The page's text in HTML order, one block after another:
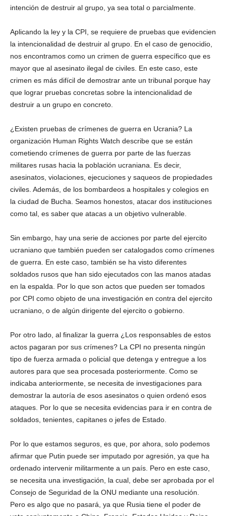
intención de destruir al grupo, ya sea total o parcialmente.
Aplicando la ley y la CPI, se requiere de pruebas que evidencien
la intencionalidad de destruir al grupo. En el caso de genocidio,
nos encontramos como un crimen de guerra específico que es
mayor que al asesinato ilegal de civiles. En este caso, este
crimen es más difícil de demostrar ante un tribunal porque hay
que lograr pruebas concretas sobre la intencionalidad de
destruir a un grupo en concreto.
¿Existen pruebas de crímenes de guerra en Ucrania? La
organización Human Rights Watch describe que se están
cometiendo crímenes de guerra por parte de las fuerzas
militares rusas hacia la población ucraniana. Es decir,
asesinatos, violaciones, ejecuciones y saqueos de propiedades
civiles. Además, de los bombardeos a hospitales y colegios en
la ciudad de Bucha. Seamos honestos, atacar dos instituciones
como tal, es saber que atacas a un objetivo vulnerable.
Sin embargo, hay una serie de acciones por parte del ejercito
ucraniano que también pueden ser catalogados como crímenes
de guerra. En este caso, también se ha visto diferentes
soldados rusos que han sido ejecutados con las manos atadas
en la espalda. Por lo que son actos que pueden ser tomados
por CPI como objeto de una investigación en contra del ejercito
ucraniano, o de algún dirigente del ejercito o gobierno.
Por otro lado, al finalizar la guerra ¿Los responsables de estos
actos pagaran por sus crímenes? La CPI no presenta ningún
tipo de fuerza armada o policial que detenga y entregue a los
autores para que sea procesada posteriormente. Como se
indicaba anteriormente, se necesita de investigaciones para
demostrar la autoría de esos asesinatos o quien ordenó esos
ataques. Por lo que se necesita evidencias para ir en contra de
soldados, tenientes, capitanes o jefes de Estado.
Por lo que estamos seguros, es que, por ahora, solo podemos
afirmar que Putin puede ser imputado por agresión, ya que ha
ordenado intervenir militarmente a un país. Pero en este caso,
se necesita una investigación, la cual, debe ser aprobada por el
Consejo de Seguridad de la ONU mediante una resolución.
Pero es algo que no pasará, ya que Rusia tiene el poder de